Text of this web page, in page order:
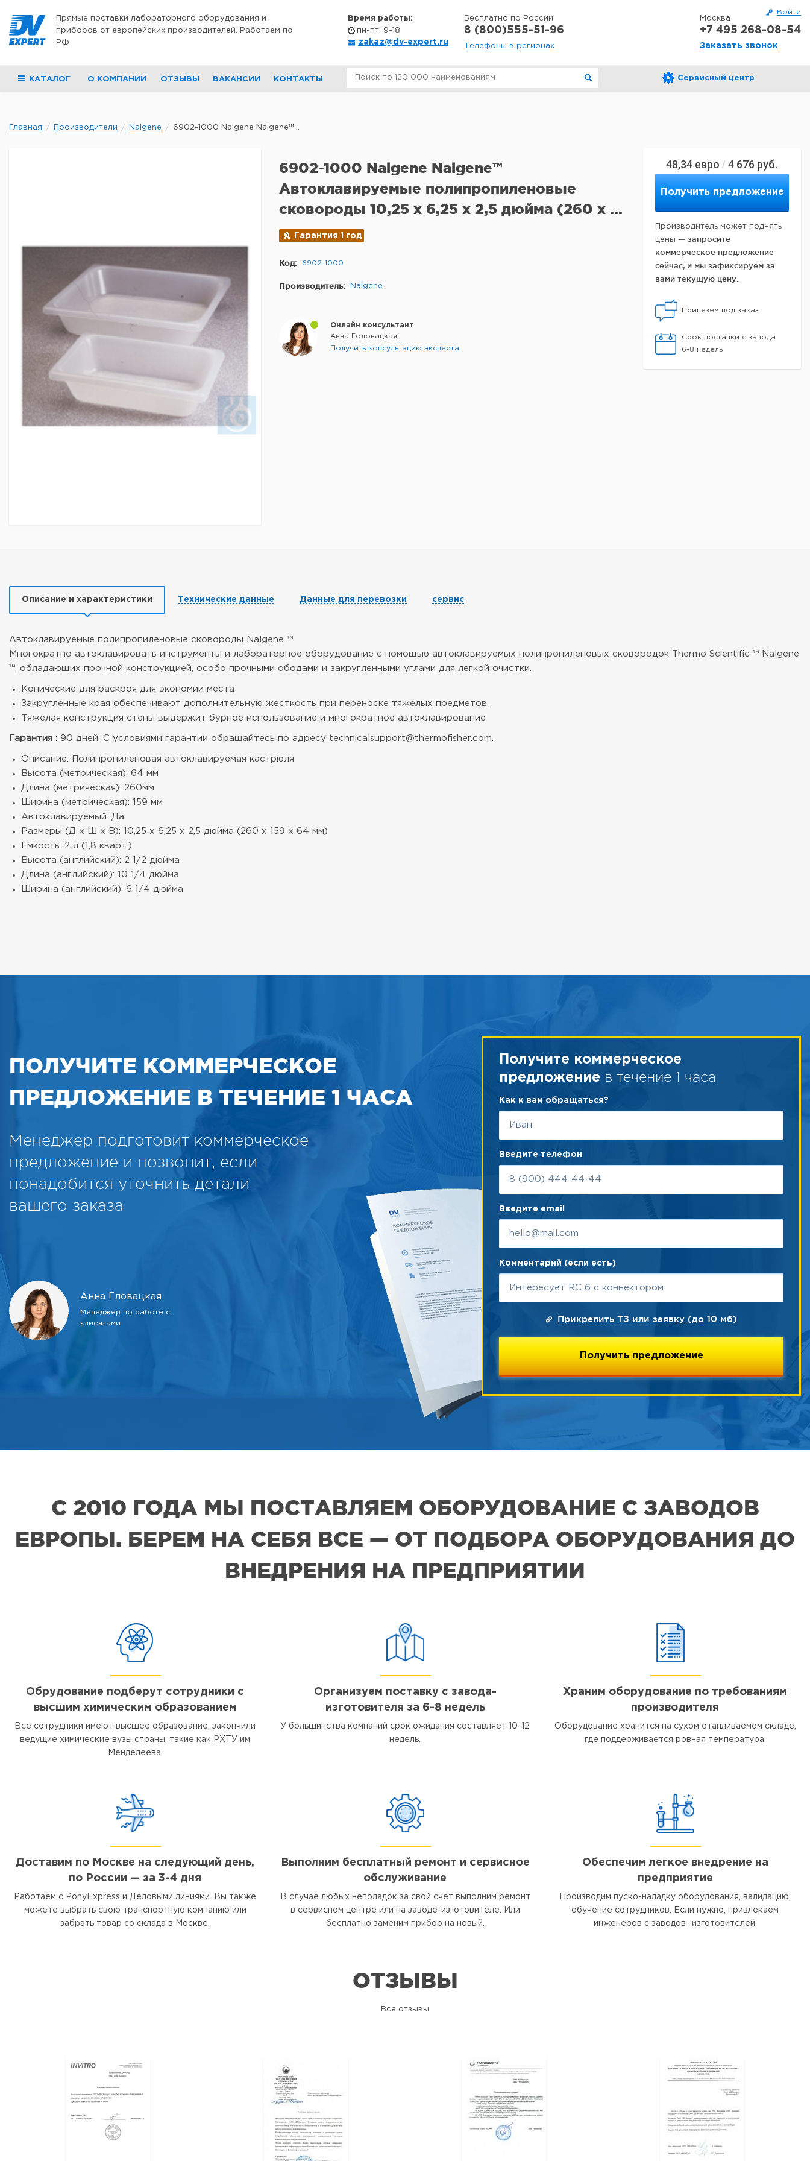
Войти
Прямые поставки лабораторного оборудования и
приборов от европейских производителей. Работаем по
РФ
Время работы:
пн-пт: 9-18
zakaz@dv-expert.ru
Бесплатно по России
8 (800)555-51-96
Телефоны в регионах
Москва
+7 495 268-08-54
Заказать звонок
КАТАЛОГ О КОМПАНИИ ОТЗЫВЫ ВАКАНСИИ КОНТАКТЫ Сервисный центр
Главная Производители Nalgene 6902-1000 Nalgene Nalgene™...
48,34 евро / 4 676 руб.
Получить предложение
Производитель может поднять
цены — запросите
коммерческое предложение
сейчас, и мы зафиксируем за
вами текущую цену.
Привезем под заказ
Срок поставки с завода
6-8 недель
6902-1000 Nalgene Nalgene™
Автоклавируемые полипропиленовые
сковороды 10,25 х 6,25 х 2,5 дюйма (260 х ...
Гарантия 1 год
Код: 6902-1000
Производитель: Nalgene
Онлайн консультант
Анна Головацкая
Получить консультацию эксперта
Описание и характеристики Технические данные Данные для перевозки сервис
Автоклавируемые полипропиленовые сковороды Nalgene ™
Многократно автоклавировать инструменты и лабораторное оборудование с помощью автоклавируемых полипропиленовых сковородок Thermo Scientific ™ Nalgene
™, обладающих прочной конструкцией, особо прочными ободами и закругленными углами для легкой очистки.
Конические для раскроя для экономии места
Закругленные края обеспечивают дополнительную жесткость при переноске тяжелых предметов.
Тяжелая конструкция стены выдержит бурное использование и многократное автоклавирование
Гарантия : 90 дней. С условиями гарантии обращайтесь по адресу technicalsupport@thermofisher.com.
Описание: Полипропиленовая автоклавируемая кастрюля
Высота (метрическая): 64 мм
Длина (метрическая): 260мм
Ширина (метрическая): 159 мм
Автоклавируемый: Да
Размеры (Д х Ш х В): 10,25 х 6,25 х 2,5 дюйма (260 х 159 х 64 мм)
Емкость: 2 л (1,8 кварт.)
Высота (английский): 2 1/2 дюйма
Длина (английский): 10 1/4 дюйма
Ширина (английский): 6 1/4 дюйма
ПОЛУЧИТЕ КОММЕРЧЕСКОЕ
ПРЕДЛОЖЕНИЕ В ТЕЧЕНИЕ 1 ЧАСА
Менеджер подготовит коммерческое
предложение и позвонит, если
понадобится уточнить детали
вашего заказа
Анна Гловацкая
Менеджер по работе с
клиентами
Получите коммерческое
предложение в течение 1 часа
Как к вам обращаться?
Введите телефон
Введите email
Комментарий (если есть)
Прикрепить ТЗ или заявку (до 10 мб)
С 2010 ГОДА МЫ ПОСТАВЛЯЕМ ОБОРУДОВАНИЕ С ЗАВОДОВ
ЕВРОПЫ. БЕРЕМ НА СЕБЯ ВСЕ — ОТ ПОДБОРА ОБОРУДОВАНИЯ ДО
ВНЕДРЕНИЯ НА ПРЕДПРИЯТИИ
Обрудование подберут сотрудники с
высшим химическим образованием
Все сотрудники имеют высшее образование, закончили
ведущие химические вузы страны, такие как РХТУ им
Менделеева.
Организуем поставку с завода-
изготовителя за 6-8 недель
У большинства компаний срок ожидания составляет 10-12
недель.
Храним оборудование по требованиям
производителя
Оборудование хранится на сухом отапливаемом складе,
где поддерживается ровная температура.
Доставим по Москве на следующий день,
по России — за 3-4 дня
Работаем с PonyExpress и Деловыми линиями. Вы также
можете выбрать свою транспортную компанию или
забрать товар со склада в Москве.
Выполним бесплатный ремонт и сервисное
обслуживание
В случае любых неполадок за свой счет выполним ремонт
в сервисном центре или на заводе-изготовителе. Или
бесплатно заменим прибор на новый.
Обеспечим легкое внедрение на
предприятие
Производим пуско-наладку оборудования, валидацию,
обучение сотрудников. Если нужно, привлекаем
инженеров с заводов- изготовителей.
ОТЗЫВЫ
Все отзывы